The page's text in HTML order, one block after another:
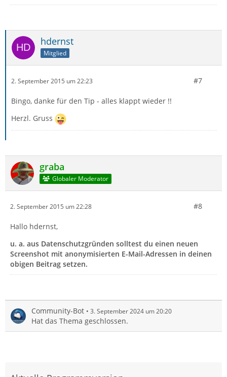
hdernst
Mitglied
2. September 2015 um 22:23 #7
Bingo, danke für den Tip - alles klappt wieder !!
Herzl. Gruss
graba
Globaler Moderator
2. September 2015 um 22:28 #8
Hallo hdernst,
u. a. aus Datenschutzgründen solltest du einen neuen
Screenshot mit anonymisierten E-Mail-Adressen in deinen
obigen Beitrag setzen.
Community-Bot 3. September 2024 um 20:20
Hat das Thema geschlossen.